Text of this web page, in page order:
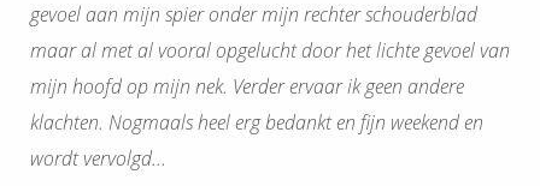
gevoel aan mijn spier onder mijn rechter schouderblad
maar al met al vooral opgelucht door het lichte gevoel van
mijn hoofd op mijn nek. Verder ervaar ik geen andere
klachten. Nogmaals heel erg bedankt en fijn weekend en
wordt vervolgd...